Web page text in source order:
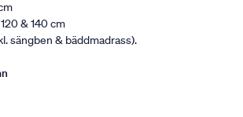
& 140 cm
sängben & bäddmadrass).